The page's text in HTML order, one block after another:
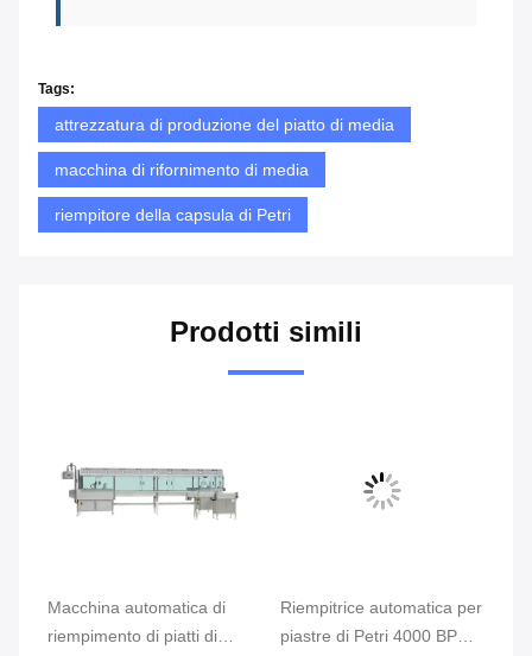
Tags:
attrezzatura di produzione del piatto di media
macchina di rifornimento di media
riempitore della capsula di Petri
Prodotti simili
Riempitrice automatica per
piastre di Petri 4000 BPH
Riempitrice automatica per
piastre di Petri 2000 BPH